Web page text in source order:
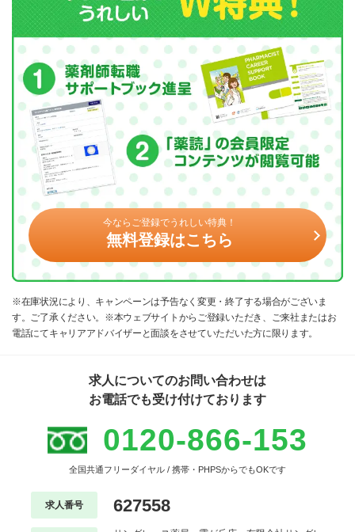
今ならご登録でうれしい特典！
無料登録はこちら
※在庫状況により、キャンペーンは予告なく変更・終了する場合がございま
す。ご了承ください。※本ウェブサイトからご登録いただき、ご来社またはお
電話にてキャリアアドバイザーと面談をさせていただいた方に限ります。
求人についてのお問い合わせは
お電話でも受け付けております
0120-866-153
全国共通フリーダイヤル / 携帯・PHPSからでもOKです
求人番号 627558